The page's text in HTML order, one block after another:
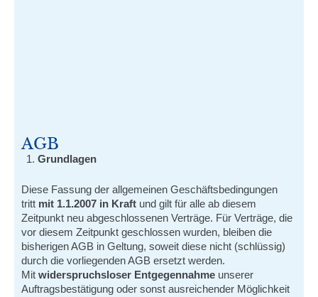
AGB
Grundlagen
Diese Fassung der allgemeinen Geschäftsbedingungen
tritt mit 1.1.2007 in Kraft und gilt für alle ab diesem
Zeitpunkt neu abgeschlossenen Verträge. Für Verträge, die
vor diesem Zeitpunkt geschlossen wurden, bleiben die
bisherigen AGB in Geltung, soweit diese nicht (schlüssig)
durch die vorliegenden AGB ersetzt werden.
Mit widerspruchsloser Entgegennahme unserer
Auftragsbestätigung oder sonst ausreichender Möglichkeit